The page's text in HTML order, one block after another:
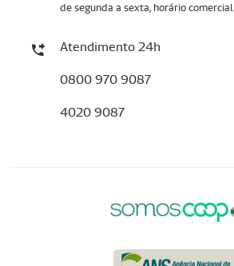
de segunda a sexta, horário comercial
Atendimento 24h
0800 970 9087
4020 9087